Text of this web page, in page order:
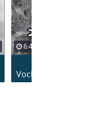
6:44
Vochomůrka - Jak našli